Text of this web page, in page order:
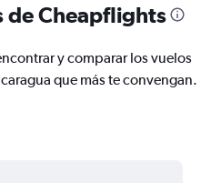
de Cheapflights
y comparar los vuelos
que más te convengan.